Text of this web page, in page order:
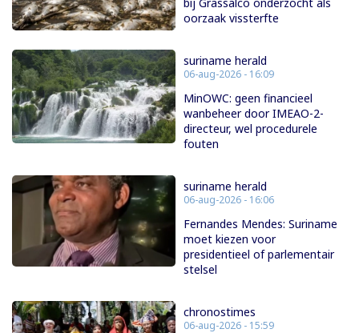
oorzaak vissterfte
suriname herald
06-aug-2026 - 16:09
MinOWC: geen financieel
wanbeheer door IMEAO-2-
directeur, wel procedurele
fouten
suriname herald
06-aug-2026 - 16:06
Fernandes Mendes: Suriname
moet kiezen voor
presidentieel of parlementair
stelsel
chronostimes
06-aug-2026 - 15:59